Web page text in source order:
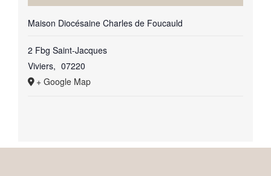
Maison Diocésaine Charles de Foucauld
2 Fbg Saint-Jacques
Viviers, 07220
+ Google Map